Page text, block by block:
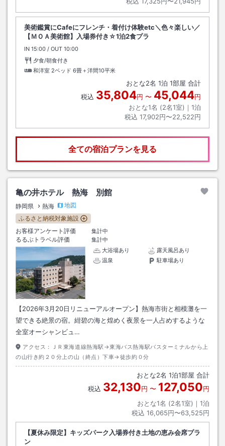
美術鑑賞にCafeにフレンチ・着付け体験etc＼色々楽しい／
【ＭＯＡ美術館】入場券付き☆1泊2食プラ
IN チェックイン
15:00 / OUT チェックアウト
10:00
夕食/朝食付き
和洋室 2ベッド 6畳＋洋間10平米
おとな2名 1泊 1部屋 合計
税込 35,804円 〜 45,044円
おとな1名 (2名1室)｜ 1泊
税込 17,902円〜22,522円
全ての宿泊プランを見る
亀の井ホテル 熱海 別館
静岡県 熱海
地図
ふるさと納税対象施設
お客様アンケート評価
集計中
るるぶトラベル評価
集計中
大浴場あり
露天風呂あり
温泉
駐車場あり
【2026年3月20日リニューアルオープン】熱海市街と相模灘を一
望できる絶景の宿。紺碧の海と煌めく夜景を一人占めするような
全室オーシャンビュ…
アクセス：
ＪＲ東海道線熱海駅→東海バス熱海駅バスターミナルから上
の山行き約２０分上の山（終点）下車→徒歩約０分
おとな2名 1泊1部屋 合計
税込 32,130円 〜 127,050円
おとな1名 (2名1室)｜ 1泊
税込 16,065円〜63,525円
【夏休み限定】キッズパーク入場券付き土地の恵み会席プラ
ン